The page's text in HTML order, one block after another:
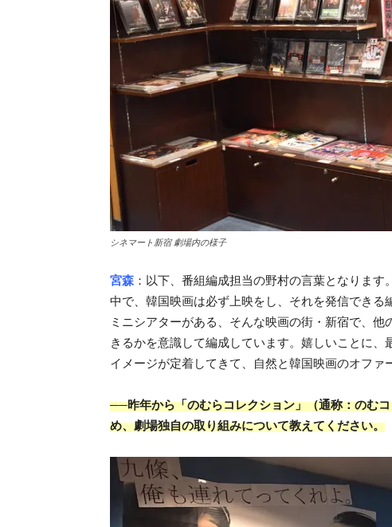
シネマート新宿 劇場内の様子
宮森 ：以下、番組編成担当の野村の言葉となりま
中で、韓国映画は必ず上映をし、それを発信でき
ミニシアターがある、そんな映画の街・新宿で、
きるかを意識して編成しています。嬉しいことに、
イメージが定着してきて、自然と韓国映画のオファ
──昨年から「のむらコレクション」（通称：のむ
め、劇場独自の取り組みについて教えてください。